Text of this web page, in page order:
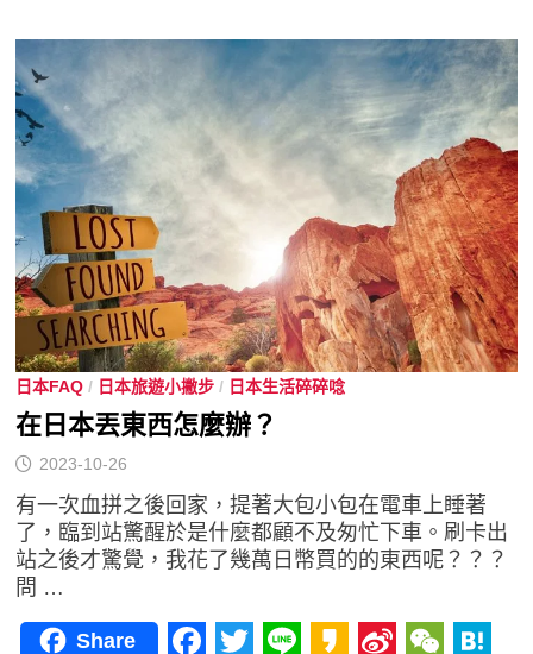
日本FAQ / 日本旅遊小撇步 / 日本生活碎碎唸
在日本丟東西怎麼辦？
2023-10-26
有一次血拼之後回家，提著大包小包在電車上睡著
了，臨到站驚醒於是什麼都顧不及匆忙下車。刷卡出
站之後才驚覺，我花了幾萬日幣買的的東西呢？？？
問 …
Share